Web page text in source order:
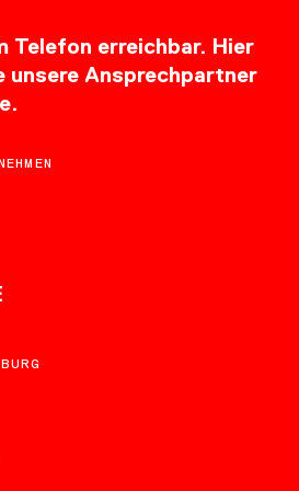
Telefon erreichbar. Hier
unsere Ansprechpartner